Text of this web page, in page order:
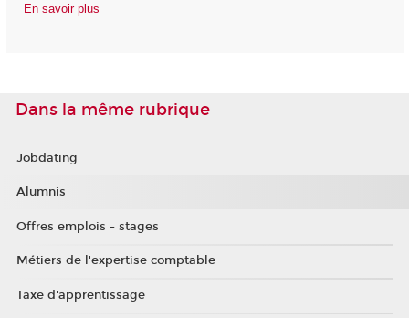
En savoir plus
Dans la même rubrique
Jobdating
Alumnis
Offres emplois - stages
Métiers de l'expertise comptable
Taxe d'apprentissage